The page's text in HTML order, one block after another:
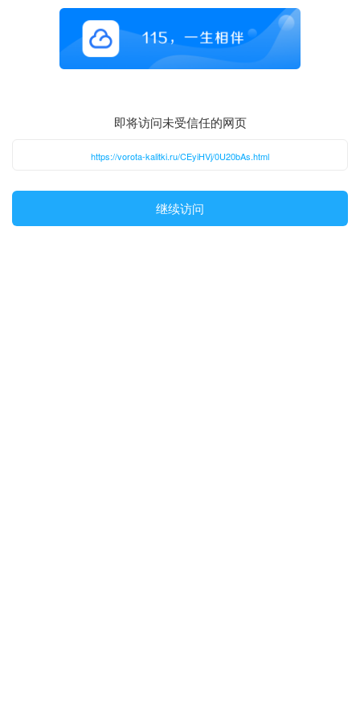
即将访问未受信任的网页
https://vorota-kalitki.ru/CEyiHVj/0U20bAs.html
继续访问